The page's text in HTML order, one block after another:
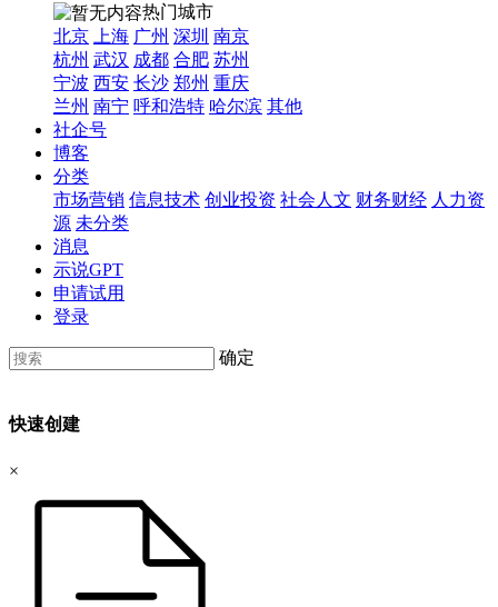
热门城市
北京
上海 广州 深圳 南京
杭州 武汉 成都 合肥 苏州
宁波 西安 长沙 郑州 重庆
兰州 南宁 呼和浩特 哈尔滨 其他
社企号
博客
分类
市场营销 信息技术 创业投资 社会人文 财务财经 人力资
源 未分类
消息
示说GPT
申请试用
登录
确定
快速创建
×